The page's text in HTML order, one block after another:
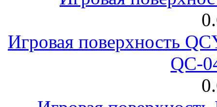
Игровая поверхность
QC-